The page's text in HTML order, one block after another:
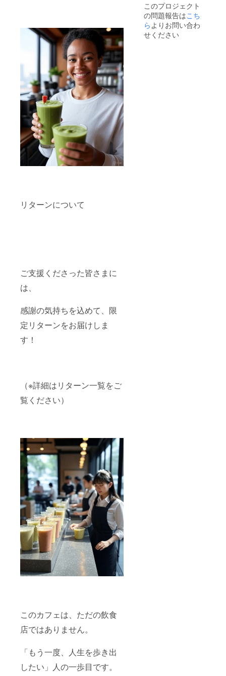
リターンについて
ご支援くださった皆さまに
は、
感謝の気持ちを込めて、限
定リターンをお届けしま
す！
（※詳細はリターン一覧をご
覧ください）
このカフェは、ただの飲食
店ではありません。
「もう一度、人生を歩き出
したい」人の一歩目です。
このプロジェクト
の問題報告はこち
らよりお問い合わ
せください